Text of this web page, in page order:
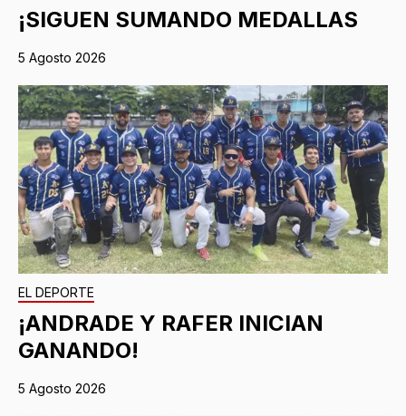
¡SIGUEN SUMANDO MEDALLAS
5 Agosto 2026
EL DEPORTE
¡ANDRADE Y RAFER INICIAN
GANANDO!
5 Agosto 2026